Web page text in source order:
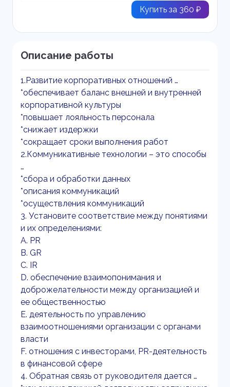
Купить за 360 ₽
Описание работы
1.Развитие корпоративных отношений …
*обеспечивает баланс внешней и внутренней
корпоративной культуры
*повышает лояльность персонала
*снижает издержки
*сокращает сроки выполнения работ
2.Коммуникативные технологии – это способы
…
*сбора и обработки данных
*описания коммуникаций
*осуществления коммуникаций
3. Установите соответствие между понятиями
и их определениями:
A. PR
B. GR
C. IR
D. обеспечение взаимопонимания и
доброжелательности между организацией и
ее общественностью
E. деятельность по управлению
взаимоотношениями организации с органами
власти
F. отношения с инвесторами, PR-деятельность
в финансовой сфере
4. Обратная связь от руководителя дается …